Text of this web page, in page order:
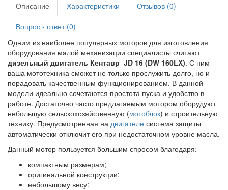
Описание
Характеристики Отзывов (0)
Вопрос - ответ (0)
Одним из наиболее популярных моторов для изготовления
оборудования малой механизации специалисты считают
дизельный двигатель Кентавр JD 16 (DW 160LX). С ним
ваша мототехника сможет не только прослужить долго, но и
порадовать качественным функционированием. В данной
модели идеально сочетаются простота пуска и удобство в
работе. Достаточно часто предлагаемым мотором оборудуют
небольшую сельскохозяйственную (мотоблок) и строительную
технику. Предусмотренная на двигателе система защиты
автоматически отключит его при недостаточном уровне масла.
Данный мотор пользуется большим спросом благодаря:
компактным размерам;
оригинальной конструкции;
небольшому весу: